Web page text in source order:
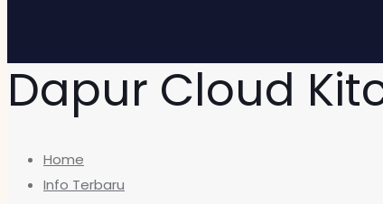
Dapur Cloud
Home
Info Terbaru